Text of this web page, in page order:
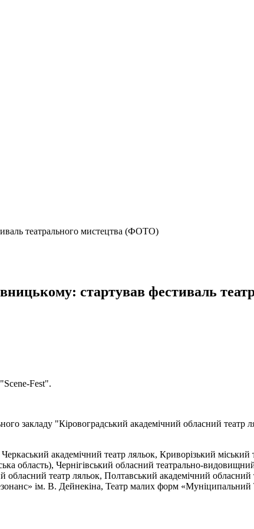
театрального мистецтва (ФОТО)
стартував фестиваль
Fest".
закладу "Кіровоградський академічний обласний
академічний театр ляльок, Криворізький міський
область), Чернігівський обласний театрально-
театр ляльок, Полтавський академічний
ім. В. Дейнекіна, Театр малих форм «Муніципальний